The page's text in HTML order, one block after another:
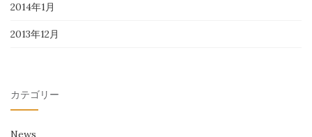
2014年1月
2013年12月
カテゴリー
News